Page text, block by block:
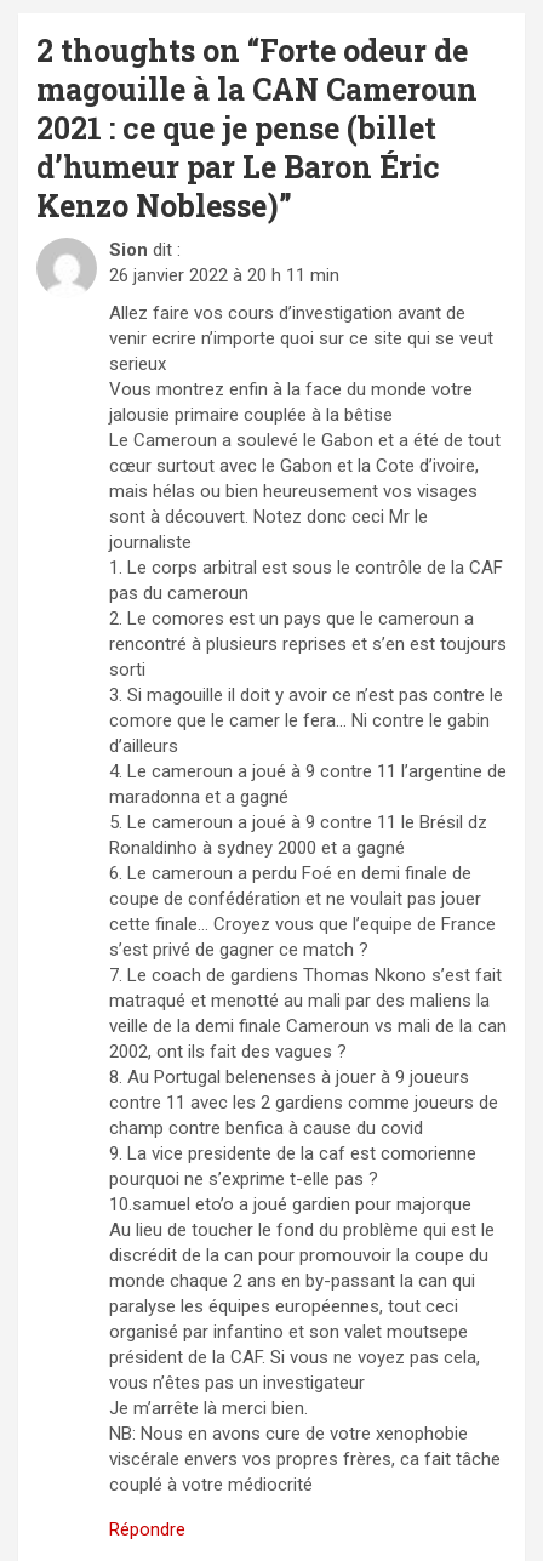
2 thoughts on “Forte odeur de
magouille à la CAN Cameroun
2021 : ce que je pense (billet
d’humeur par Le Baron Éric
Kenzo Noblesse)”
Sion dit :
26 janvier 2022 à 20 h 11 min
Allez faire vos cours d’investigation avant de
venir ecrire n’importe quoi sur ce site qui se veut
serieux
Vous montrez enfin à la face du monde votre
jalousie primaire couplée à la bêtise
Le Cameroun a soulevé le Gabon et a été de tout
cœur surtout avec le Gabon et la Cote d’ivoire,
mais hélas ou bien heureusement vos visages
sont à découvert. Notez donc ceci Mr le
journaliste
1. Le corps arbitral est sous le contrôle de la CAF
pas du cameroun
2. Le comores est un pays que le cameroun a
rencontré à plusieurs reprises et s’en est toujours
sorti
3. Si magouille il doit y avoir ce n’est pas contre le
comore que le camer le fera… Ni contre le gabin
d’ailleurs
4. Le cameroun a joué à 9 contre 11 l’argentine de
maradonna et a gagné
5. Le cameroun a joué à 9 contre 11 le Brésil dz
Ronaldinho à sydney 2000 et a gagné
6. Le cameroun a perdu Foé en demi finale de
coupe de confédération et ne voulait pas jouer
cette finale… Croyez vous que l’equipe de France
s’est privé de gagner ce match ?
7. Le coach de gardiens Thomas Nkono s’est fait
matraqué et menotté au mali par des maliens la
veille de la demi finale Cameroun vs mali de la can
2002, ont ils fait des vagues ?
8. Au Portugal belenenses à jouer à 9 joueurs
contre 11 avec les 2 gardiens comme joueurs de
champ contre benfica à cause du covid
9. La vice presidente de la caf est comorienne
pourquoi ne s’exprime t-elle pas ?
10.samuel eto’o a joué gardien pour majorque
Au lieu de toucher le fond du problème qui est le
discrédit de la can pour promouvoir la coupe du
monde chaque 2 ans en by-passant la can qui
paralyse les équipes européennes, tout ceci
organisé par infantino et son valet moutsepe
président de la CAF. Si vous ne voyez pas cela,
vous n’êtes pas un investigateur
Je m’arrête là merci bien.
NB: Nous en avons cure de votre xenophobie
viscérale envers vos propres frères, ca fait tâche
couplé à votre médiocrité
Répondre